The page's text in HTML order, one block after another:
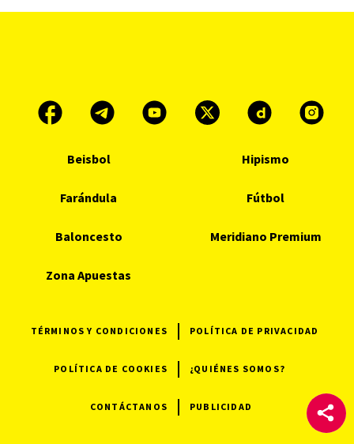
Beisbol Hipismo
Farándula Fútbol
Baloncesto Meridiano Premium
Zona Apuestas
TÉRMINOS Y CONDICIONES POLÍTICA DE PRIVACIDAD
POLÍTICA DE COOKIES ¿QUIÉNES SOMOS?
CONTÁCTANOS PUBLICIDAD